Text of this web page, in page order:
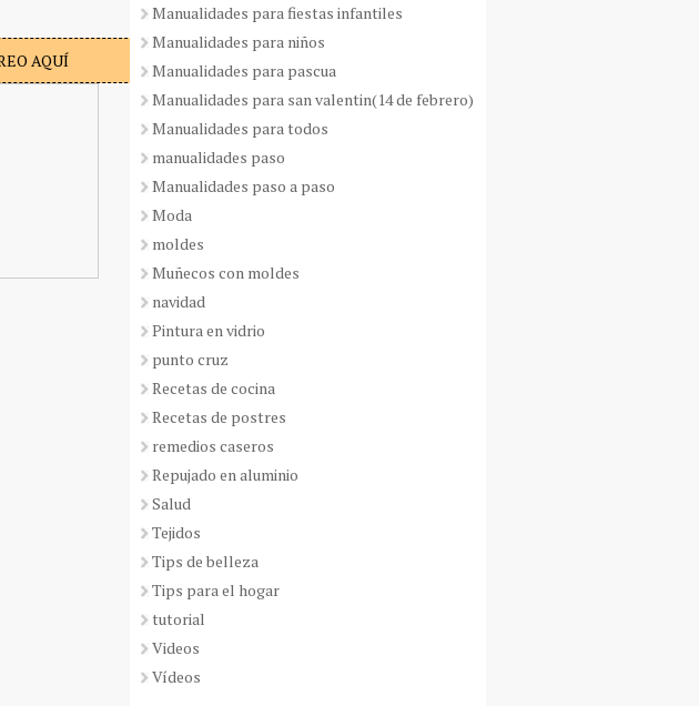
AQUÍ
Manualidades para fiestas infantiles
Manualidades para niños
Manualidades para pascua
Manualidades para san valentin(14 de febrero)
Manualidades para todos
manualidades paso
Manualidades paso a paso
Moda
moldes
Muñecos con moldes
navidad
Pintura en vidrio
punto cruz
Recetas de cocina
Recetas de postres
remedios caseros
Repujado en aluminio
Salud
Tejidos
Tips de belleza
Tips para el hogar
tutorial
Videos
Vídeos